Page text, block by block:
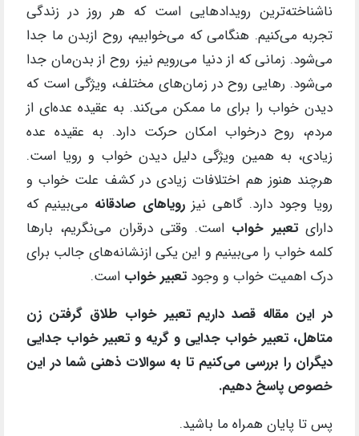
ناشناخته‌ترین رویدادهایی است که هر روز در زندگی
تجربه می‌کنیم. هنگامی که می‌خوابیم، روح ازبدن ما جدا
می‌شود. زمانی که از دنیا می‌رویم نیز، روح از بدن‌مان جدا
می‌شود. رهایی روح در زمان‌های مختلف، ویژگی است که
دیدن خواب را برای ما ممکن می‌کند. به عقیده عده‌ای از
مردم، روح درخواب امکان حرکت دارد. به عقیده عده
زیادی، به همین ویژگی دلیل دیدن خواب و رویا است.
هرچند هنوز هم اختلافات زیادی در کشف علت خواب و
رویا وجود دارد. گاهی نیز رویا‌های صادقانه می‌بینیم که
دارایتعبیر خواب است. وقتی درقران می‌نگریم، بارها
کلمه خواب را می‌بینیم و این یکی ازنشانه‌های جالب برای
درک اهمیت خواب و وجود تعبیر خواب است.
در این مقاله قصد داریم تعبیر خواب طلاق گرفتن زن
متاهل، تعبیر خواب جدایی و گریه و تعبیر خواب جدایی
دیگران را بررسی می‌کنیم تا به سوالات ذهنی شما در این
خصوص پاسخ دهیم.
پس تا پایان همراه ما باشید.